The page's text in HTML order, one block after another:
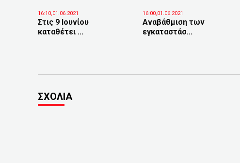
16:10,01.06.2021
Στις 9 Ιουνίου
καταθέτει ...
16:00,01.06.2021
Αναβάθμιση των
εγκαταστάσ...
ΣΧΟΛΙΑ